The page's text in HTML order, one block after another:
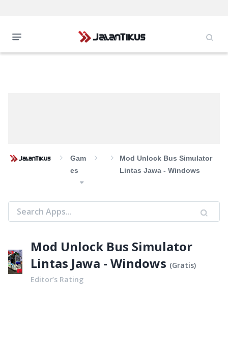
Gam
Es
Mod Unlock Bus Simulator
Lintas Jawa - Windows
Mod Unlock Bus Simulator
Lintas Jawa - Windows (Gratis)
Editor’s Rating